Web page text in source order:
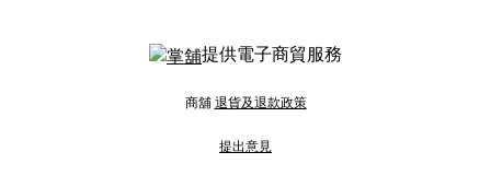
提供電子商貿服務
商舖 退貨及退款政策
提出意見